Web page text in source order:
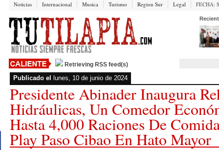
Noticias Internacional Musica Turismo Region Sur Legal FECHA:
Retrieving RSS feed(s)
Publicado el lunes, 10 de junio de 2024
Presidente Abinader Inaugura
Hidráulicas, Un Comedor
Hasta 4,000 Raciones De
Play Paso Cibao En Hato Mayor